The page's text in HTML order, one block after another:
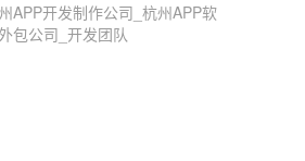
APP开发制作公司_杭州APP软
包公司_开发团队